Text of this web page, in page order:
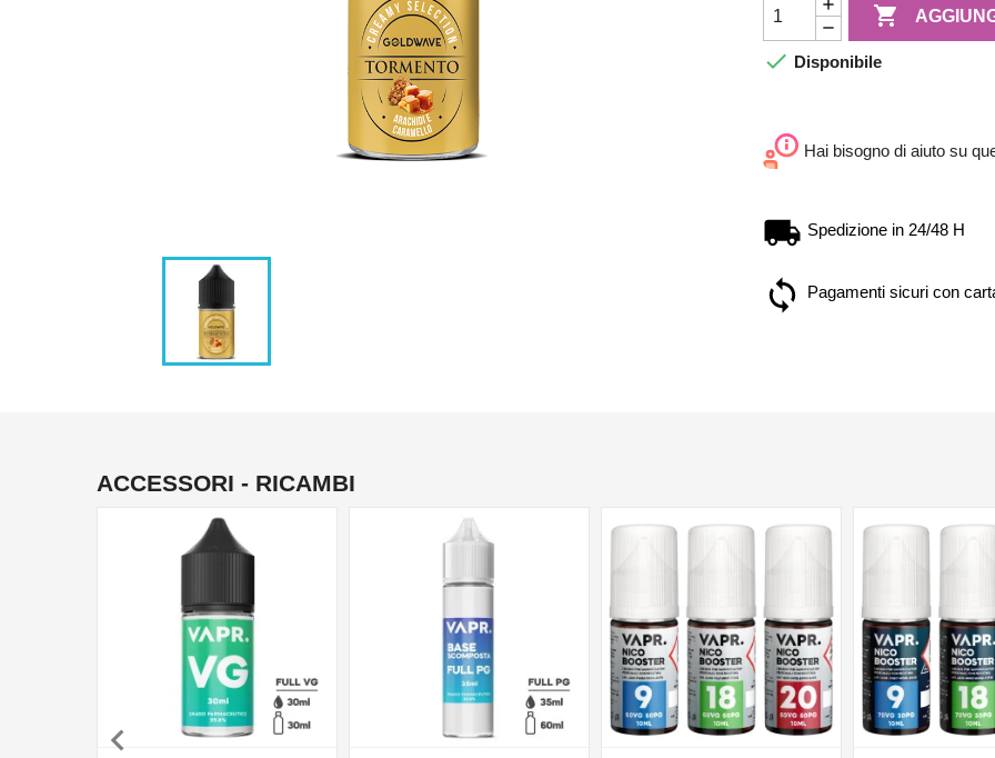

 Disponibile
Hai bisogno di aiuto su
Spedizione in 24/48 H
Pagamenti sicuri con
ACCESSORI - RICAMBI
